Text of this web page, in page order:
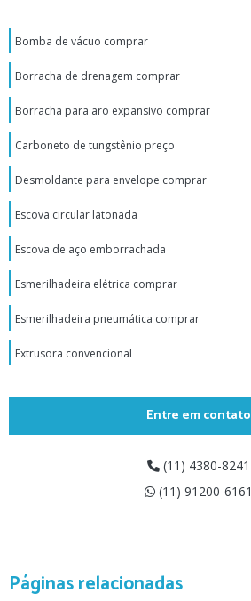
Bomba de vácuo comprar
Borracha de drenagem comprar
Borracha para aro expansivo comprar
Carboneto de tungstênio preço
Desmoldante para envelope comprar
Escova circular latonada
Escova de aço emborrachada
Esmerilhadeira elétrica comprar
Esmerilhadeira pneumática comprar
Extrusora convencional
Filme plástico polipropileno
Filme polipropileno perfurado comprar
Fornecedores de produtos para borracharia
Lâmina de frisar pneu
Entre em contato
(11) 4380-8241
(11) 91200-6161
Páginas relacionadas